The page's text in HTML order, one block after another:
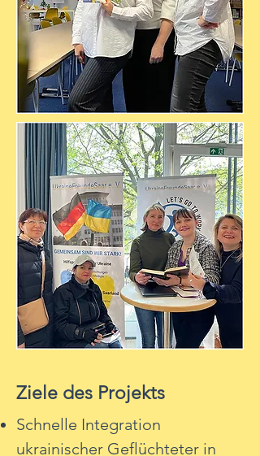
Ziele des Projekts
Schnelle Integration
ukrainischer Geflüchteter in